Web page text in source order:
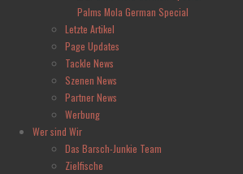
Palms Mola German Special
Letzte Artikel
Page Updates
Tackle News
Szenen News
Partner News
Werbung
Wer sind Wir
Das Barsch-Junkie Team
Zielfische